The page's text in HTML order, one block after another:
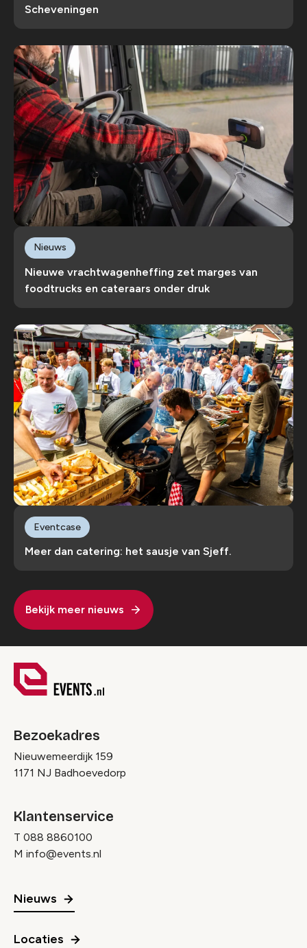
Scheveningen
Nieuwe vrachtwagenheffing zet marges van
foodtrucks en cateraars onder druk
Nieuws
Meer dan catering: het sausje van Sjeff.
Eventcase
Bekijk meer nieuws
Bezoekadres
Nieuwemeerdijk 159
1171 NJ Badhoevedorp
Klantenservice
T 088 8860100
M info@events.nl
Nieuws
Locaties